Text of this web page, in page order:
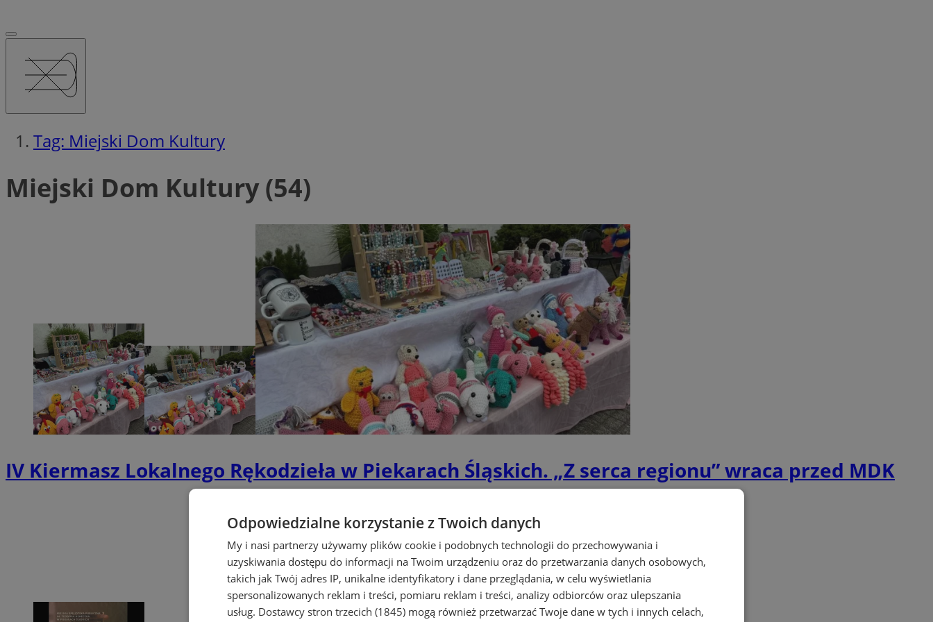
Tag: Miejski Dom Kultury
Miejski Dom Kultury (54)
IV Kiermasz Lokalnego Rękodzieła w Piekarach Śląskich. „Z serca regionu” wraca przed MDK
Odpowiedzialne korzystanie z Twoich danych
My i nasi partnerzy używamy plików cookie i podobnych technologii do przechowywania i
uzyskiwania dostępu do informacji na Twoim urządzeniu oraz do przetwarzania danych osobowych,
takich jak Twój adres IP, unikalne identyfikatory i dane przeglądania, w celu wyświetlania
spersonalizowanych reklam i treści, pomiaru reklam i treści, analizy odbiorców oraz ulepszania
usług. Dostawcy stron trzecich (1845) mogą również przetwarzać Twoje dane w tych i innych celach,